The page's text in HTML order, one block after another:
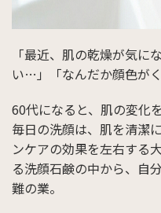
「最近、肌の乾燥が気
い…」「なんだか顔色が
60代になると、肌の変化
毎日の洗顔は、肌を清潔
ンケアの効果を左右する
る洗顔石鹸の中から、自
難の業。